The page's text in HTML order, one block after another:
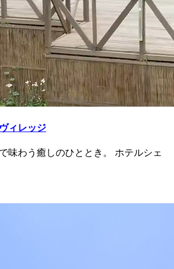
ィレッジ
味わう癒しのひととき。 ホテルシェ